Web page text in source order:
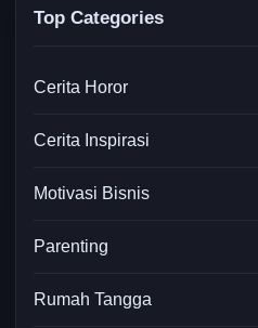
Top Categories
Cerita Horor
Cerita Inspirasi
Motivasi Bisnis
Parenting
Rumah Tangga